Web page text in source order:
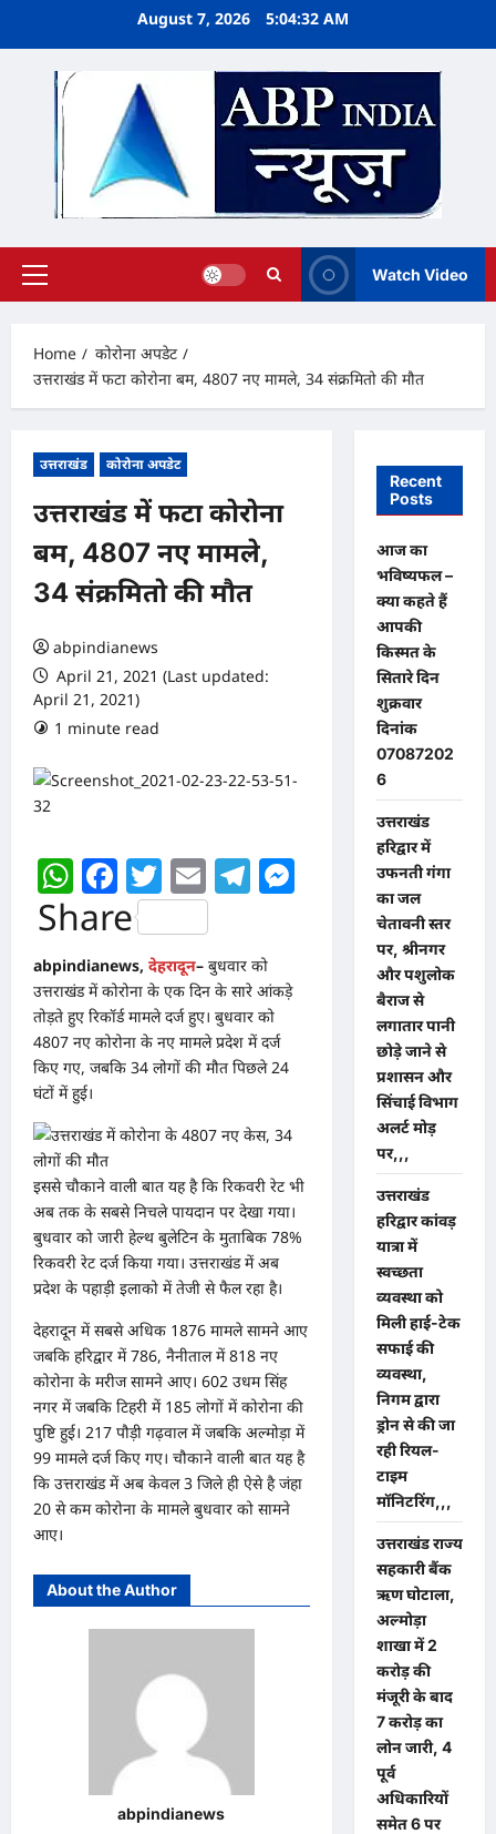
August 7, 2026 5:04:33 AM
Primary
Watch Video
Home
कोरोना अपडेट
उत्तराखंड में फटा कोरोना बम, 4807 नए मामले, 34 संक्रमितो की मौत
उत्तराखंड कोरोना अपडेट
उत्तराखंड में फटा कोरोना
बम, 4807 नए मामले,
34 संक्रमितो की मौत
abpindianews
April 21, 2021 (Last updated:
April 21, 2021)
1 minute read
WhatsApp
Facebook
Twitter
EmailTelegram
Messenger
Share
abpindianews, देहरादून– बुधवार को
उत्तराखंड में कोरोना के एक दिन के सारे आंकड़े
तोड़ते हुए रिकॉर्ड मामले दर्ज हुए। बुधवार को
4807 नए कोरोना के नए मामले प्रदेश में दर्ज
किए गए, जबकि 34 लोगों की मौत पिछले 24
घंटों में हुई।
इससे चौकाने वाली बात यह है कि रिकवरी रेट भी
अब तक के सबसे निचले पायदान पर देखा गया।
बुधवार को जारी हेल्थ बुलेटिन के मुताबिक 78%
रिकवरी रेट दर्ज किया गया। उत्तराखंड में अब
प्रदेश के पहाड़ी इलाको में तेजी से फैल रहा है।
देहरादून में सबसे अधिक 1876 मामले सामने आए
जबकि हरिद्वार में 786, नैनीताल में 818 नए
कोरोना के मरीज सामने आए। 602 उधम सिंह
नगर में जबकि टिहरी में 185 लोगों में कोरोना की
पुष्टि हुई। 217 पौड़ी गढ़वाल में जबकि अल्मोड़ा में
99 मामले दर्ज किए गए। चौकाने वाली बात यह है
कि उत्तराखंड में अब केवल 3 जिले ही ऐसे है जंहा
20 से कम कोरोना के मामले बुधवार को सामने
आए।
About the Author
abpindianews
Recent
Posts
आज का
भविष्यफल –
क्या कहते हैं
आपकी
किस्मत के
सितारे दिन
शुक्रवार
दिनांक
07087202
6
उत्तराखंड
हरिद्वार में
उफनती गंगा
का जल
चेतावनी स्तर
पर, श्रीनगर
और पशुलोक
बैराज से
लगातार पानी
छोड़े जाने से
प्रशासन और
सिंचाई विभाग
अलर्ट मोड़
पर,,,
उत्तराखंड
हरिद्वार कांवड़
यात्रा में
स्वच्छता
व्यवस्था को
मिली हाई-टेक
सफाई की
व्यवस्था,
निगम द्वारा
ड्रोन से की जा
रही रियल-
टाइम
मॉनिटरिंग,,,
उत्तराखंड राज्य
सहकारी बैंक
ऋण घोटाला,
अल्मोड़ा
शाखा में 2
करोड़ की
मंजूरी के बाद
7 करोड़ का
लोन जारी, 4
पूर्व
अधिकारियों
समेत 6 पर